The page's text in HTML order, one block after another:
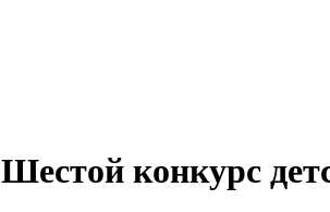
Шестой конкурс